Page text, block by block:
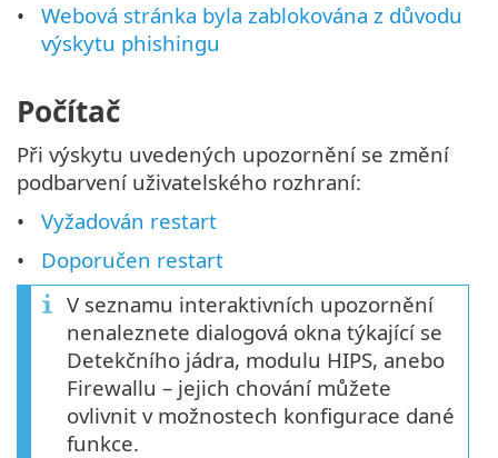
Webová stránka byla zablokována z důvodu
výskytu phishingu
Počítač
Při výskytu uvedených upozornění se změní
podbarvení uživatelského rozhraní:
Vyžadován restart
Doporučen restart
V seznamu interaktivních upozornění
nenaleznete dialogová okna týkající se
Detekčního jádra, modulu HIPS, anebo
Firewallu – jejich chování můžete
ovlivnit v možnostech konfigurace dané
funkce.